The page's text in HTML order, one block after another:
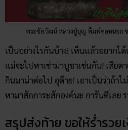
พระชัยวัฒน์ หลวงปู่บุญ พิมพ์คอหนอก
เป็นอย่างไรกันบ้าง! เห็นแล้วอยากไ
กินมาม่าต่อไป อุต๊าย! เอาเป็นว่าถ้าไ
หามาสักการะสักองค์นะ การันตีเลย
สรุปส่งท้าย ขอให้ร่ำรวยเ
สำหรับคนที่ข้ามมาอ่านตอนจบ! พระ